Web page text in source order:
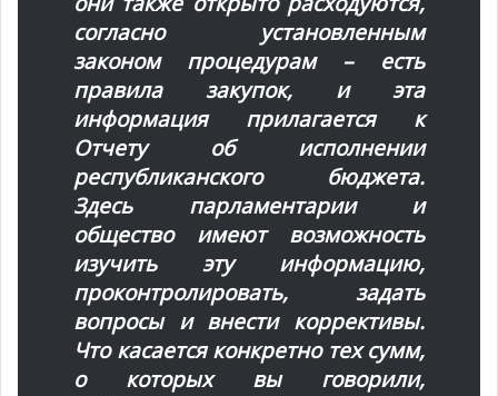
согласно установленным
законом процедурам – есть
правила закупок, и эта
информация прилагается к
Отчету об исполнении
республиканского бюджета.
Здесь парламентарии и
общество имеют возможность
изучить эту информацию,
проконтролировать, задать
вопросы и внести коррективы.
Что касается конкретно тех сумм,
о которых вы говорили,